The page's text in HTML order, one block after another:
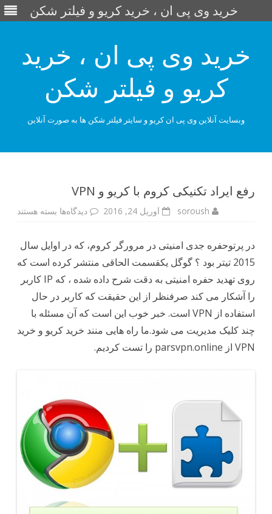
خرید وی پی ان ، خرید کریو و فیلتر شکن
خرید وی پی ان ، خرید
کریو و فیلتر شکن
وبسایت آنلاین وی پی ان کریو و سایتر فیلتر شکن ها به صورت آنلاین
رفع ایراد تکنیکی کروم با کریو و VPN
soroush آوریل 24, 2016 دیدگاه‌ها برای
رفع
کروم
با
کریو
و
VPN
بسته هستند
در پرتوحفره جدی امنیتی در مرورگر کروم، که در اوایل سال
2015 تیتر بود ؟ گوگل یکقسمت الحاقی منتشر کرده است که
روی تهدید حفره امنیتی به دقت شرح داده شده ، که IP کاربر
را آشکار می کند صرفنظر از این حقیقت که کاربر در حال
استفاده از VPN است. خبر خوب این است که آن مسئله با
چند کلیک مدیریت می شود.ما راه هایی منند خرید کریو و خرید
VPN از parsvpn.online را تست کردیم.